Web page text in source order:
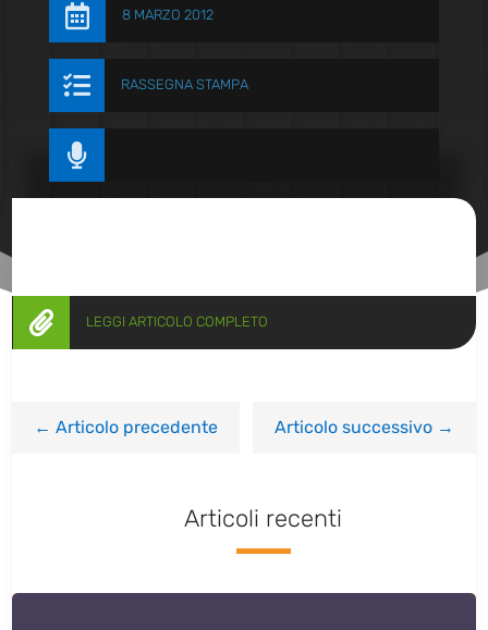
 8 MARZO 2012
 RASSEGNA STAMPA

 LEGGI ARTICOLO COMPLETO
←Articolo precedente Articolo successivo→
Articoli recenti